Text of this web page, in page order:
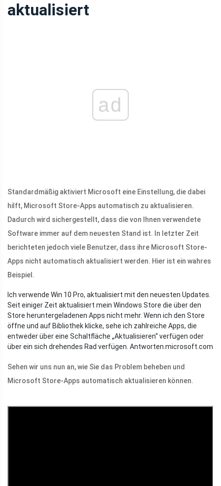
aktualisiert
ad
Standardmäßig aktiviert Microsoft eine Einstellung, die dabei
hilft, Microsoft Store-Apps automatisch zu aktualisieren.
Dadurch wird sichergestellt, dass die von Ihnen verwendete
Software immer auf dem neuesten Stand ist. In letzter Zeit
berichteten jedoch viele Benutzer, dass ihre Microsoft Store-
Apps nicht automatisch aktualisiert werden. Hier ist ein wahres
Beispiel.
Ich verwende Win 10 Pro, aktualisiert mit den neuesten Updates.
Seit einiger Zeit aktualisiert mein Windows Store die über den
Store heruntergeladenen Apps nicht mehr. Wenn ich den Store
öffne und auf Bibliothek klicke, sehe ich zahlreiche Apps, die
entweder über eine Schaltfläche „Aktualisieren“ verfügen oder
über ein sich drehendes Rad verfügen. Antworten.microsoft.com
Sehen wir uns nun an, wie Sie das Problem beheben und
Microsoft Store-Apps automatisch aktualisieren können.